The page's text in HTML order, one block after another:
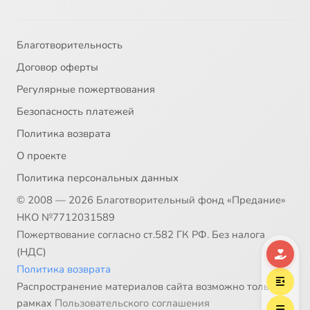
Проблема современной семьи
33
35
Благотворительность
Договор оферты
Регулярные пожертвования
Безопасность платежей
Политика возврата
О проекте
Политика персональных данных
© 2008 — 2026 Благотворительный фонд «Предание»
НКО №7712031589
Пожертвование согласно ст.582 ГК РФ. Без налога
(НДС)
Политика возврата
Распространение материалов сайта возможно только в
рамках Пользовательского соглашения